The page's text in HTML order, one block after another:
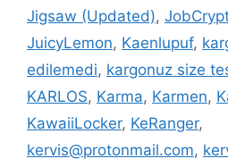
Jigsaw (Updated),
JuicyLemon, Kaenlupuf,
edilemedi, kargonuz size
KARLOS, Karma, Karmen,
KawaiiLocker, KeRanger,
kervis@protonmail.com,